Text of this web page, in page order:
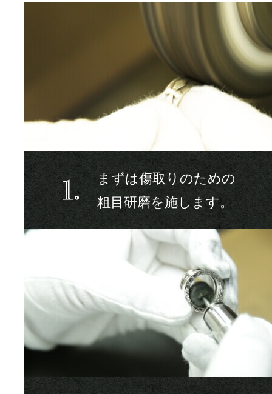
まずは傷取りのための
粗目研磨を施します。